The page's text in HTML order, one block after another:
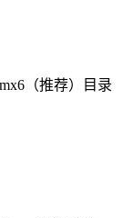
（推荐）目录